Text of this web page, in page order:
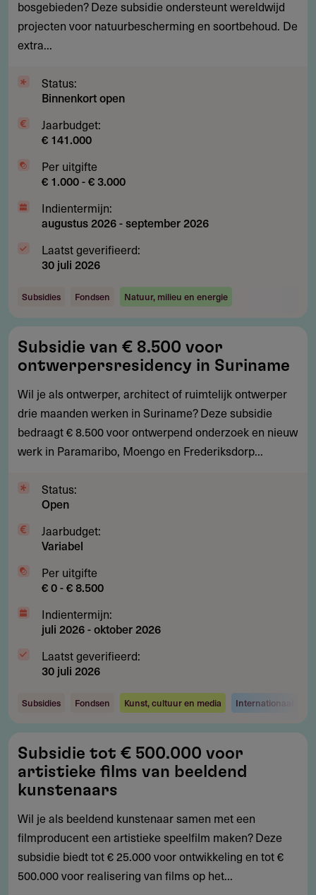
natuurbescherming
en
soortbehoud
bossen
bosgebieden? Deze subsidie ondersteunt wereldwijd
projecten voor natuurbescherming en soortbehoud. De
extra...
Status:
Binnenkort open
Jaarbudget:
€ 141.000
Per uitgifte
€ 1.000 - € 3.000
Indientermijn:
augustus 2026-september 2026
Laatst geverifieerd:
30 juli 2026
Subsidies Fondsen Natuur, milieu en energie
van
€
8.500
voor
ontwerpersresidency
in
Subsidie van € 8.500 voor
ontwerpersresidency in Suriname
Wil je als ontwerper, architect of ruimtelijk ontwerper
drie maanden werken in Suriname? Deze subsidie
bedraagt € 8.500 voor ontwerpend onderzoek en nieuw
werk in Paramaribo, Moengo en Frederiksdorp...
Status:
Open
Jaarbudget:
Variabel
Per uitgifte
€ 0 - € 8.500
Indientermijn:
juli 2026-oktober 2026
Laatst geverifieerd:
30 juli 2026
Subsidies Fondsen Kunst, cultuur en media Internationaal
tot
€
500.000
voor
artistieke
films
van
Subsidie tot € 500.000 voor
artistieke films van beeldend
kunstenaars
Wil je als beeldend kunstenaar samen met een
filmproducent een artistieke speelfilm maken? Deze
subsidie biedt tot € 25.000 voor ontwikkeling en tot €
500.000 voor realisering van films op het...